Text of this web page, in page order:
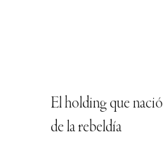
El holding que nació
de la rebeldía